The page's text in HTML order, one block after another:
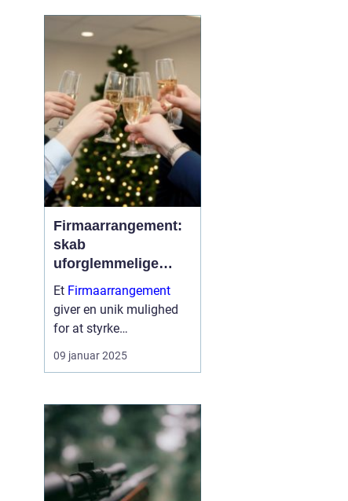
om det er til en
fødselsdag, firmafest,
bryllup eller bare en
hyggelig aften med
vennerne, er ka...
Firmaarrangement:
skab
uforglemmelige
oplevelser for
medarbejderne
Et Firmaarrangement
giver en unik mulighed
for at styrke
medarbejderteamet og
forbedre virksomhedens
arrangementer fungerer
ikke blot som en pause
fra den daglige rutine,
men som en platform for
netv...
09 januar 2025